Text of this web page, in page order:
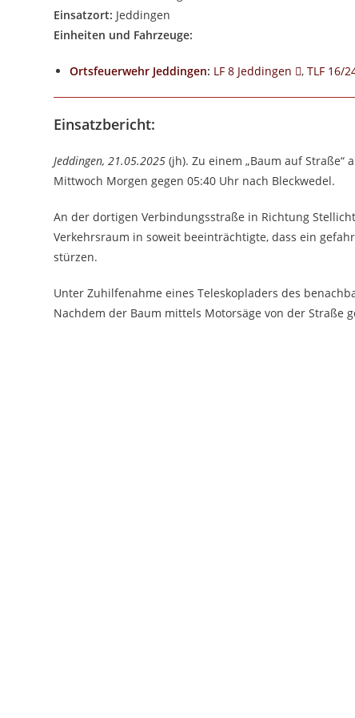
Einsatzort: Jeddingen
Einheiten und Fahrzeuge:
Ortsfeuerwehr Jeddingen: LF 8 Jeddingen ,TLF 16/
Einsatzbericht:
Jeddingen, 21.05.2025 (jh). Zu einem „Baum auf
Mittwoch Morgen gegen 05:40 Uhr nach Bleckwedel.
An der dortigen Verbindungsstraße in Richtung
Verkehrsraum in soweit beeinträchtigte, dass ein
stürzen.
Unter Zuhilfenahme eines Teleskopladers des
Nachdem der Baum mittels Motorsäge von der Straße